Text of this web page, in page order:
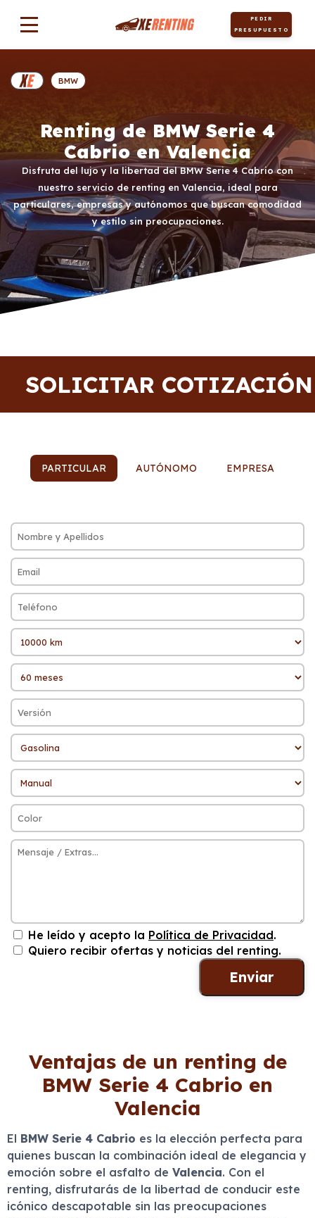
PEDIR
PRESUPUESTO
Renting de BMW Serie 4
Cabrio en Valencia
Disfruta del lujo y la libertad del BMW Serie 4 Cabrio con
nuestro servicio de renting en Valencia, ideal para
particulares, empresas y autónomos que buscan comodidad
y estilo sin preocupaciones.
BMW
SOLICITAR COTIZACIÓN
PARTICULAR AUTÓNOMO EMPRESA
He leído y acepto la Política de Privacidad.
Quiero recibir ofertas y noticias del renting.
Ventajas de un renting de
BMW Serie 4 Cabrio en
Valencia
El BMW Serie 4 Cabrio es la elección perfecta para
quienes buscan la combinación ideal de elegancia y
emoción sobre el asfalto de Valencia. Con el
renting, disfrutarás de la libertad de conducir este
icónico descapotable sin las preocupaciones